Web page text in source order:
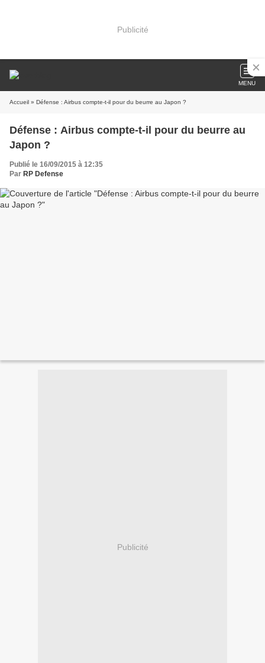
Publicité
MENU
Accueil » Défense : Airbus compte-t-il pour du beurre au Japon ?
Défense : Airbus compte-t-il pour du beurre au
Japon ?
Publié le 16/09/2015 à 12:35
Par RP Defense
Publicité